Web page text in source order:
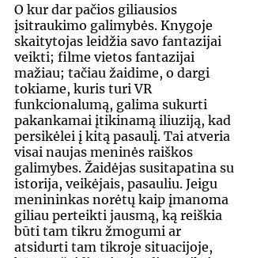
O kur dar pačios giliausios
įsitraukimo galimybės. Knygoje
skaitytojas leidžia savo fantazijai
veikti; filme vietos fantazijai
mažiau; tačiau žaidime, o dargi
tokiame, kuris turi VR
funkcionalumą, galima sukurti
pakankamai įtikinamą iliuziją, kad
persikėlei į kitą pasaulį. Tai atveria
visai naujas meninės raiškos
galimybes. Žaidėjas susitapatina su
istorija, veikėjais, pasauliu. Jeigu
menininkas norėtų kaip įmanoma
giliau perteikti jausmą, ką reiškia
būti tam tikru žmogumi ar
atsidurti tam tikroje situacijoje,